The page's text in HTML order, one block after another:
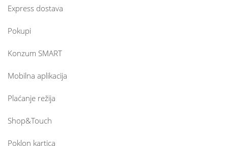
Express dostava
Pokupi
Konzum SMART
Mobilna aplikacija
Plaćanje režija
Shop&Touch
Poklon kartica